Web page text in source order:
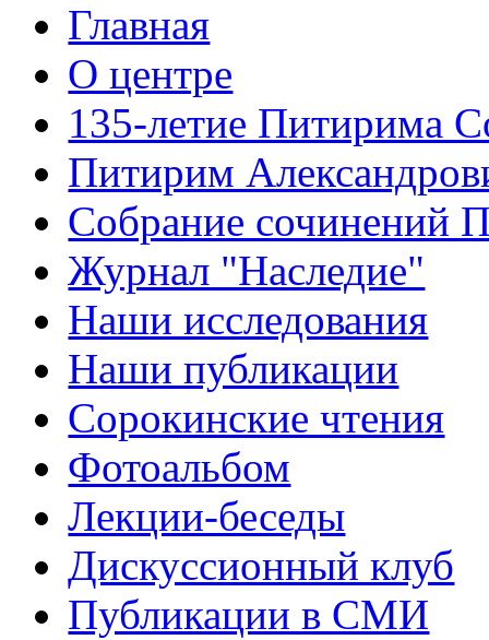
Главная
О центре
135-летие Питирима
Питирим
Собрание сочинений
Журнал "Наследие"
Наши исследования
Наши публикации
Сорокинские чтения
Фотоальбом
Лекции-беседы
Дискуссионный клуб
Публикации в СМИ